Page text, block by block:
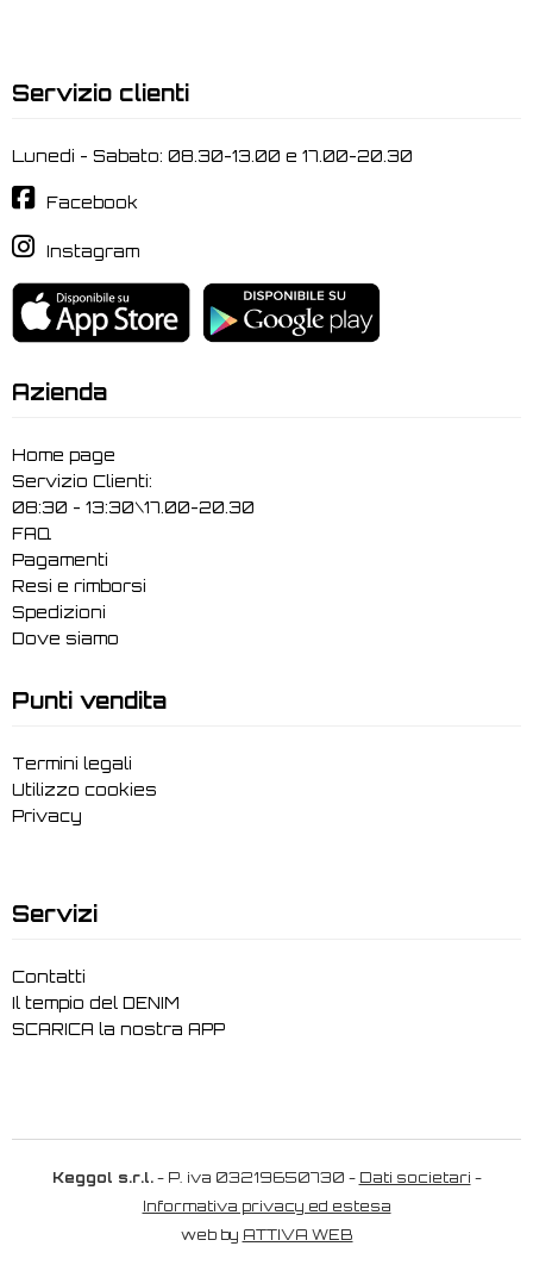
Servizio clienti
Lunedi - Sabato: 08.30-13.00 e 17.00-20.30
Facebook
Instagram
Azienda
Home page
Servizio Clienti:
08:30 - 13:30\17.00-20.30
FAQ
Pagamenti
Resi e rimborsi
Spedizioni
Dove siamo
Punti vendita
Termini legali
Utilizzo cookies
Privacy
Servizi
Contatti
Il tempio del DENIM
SCARICA la nostra APP
Keggol s.r.l.- P. iva 03219650730 - Dati societari -
Informativa privacy ed estesa
web by ATTIVA WEB